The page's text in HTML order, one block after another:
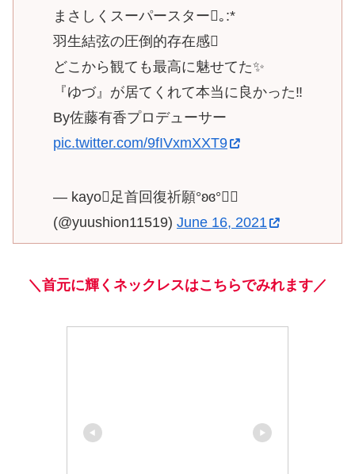
まさしくスーパースター｡:*
羽生結弦の圧倒的存在感
どこから観ても最高に魅せてた✨
『ゆづ』が居てくれて本当に良かった‼️
By佐藤有香プロデューサー
pic.twitter.com/9fIVxmXXT9
— kayo足首回復祈願°ʚɞ°
(@yuushion11519) June 16, 2021
＼首元に輝くネックレスはこちらでみれます／